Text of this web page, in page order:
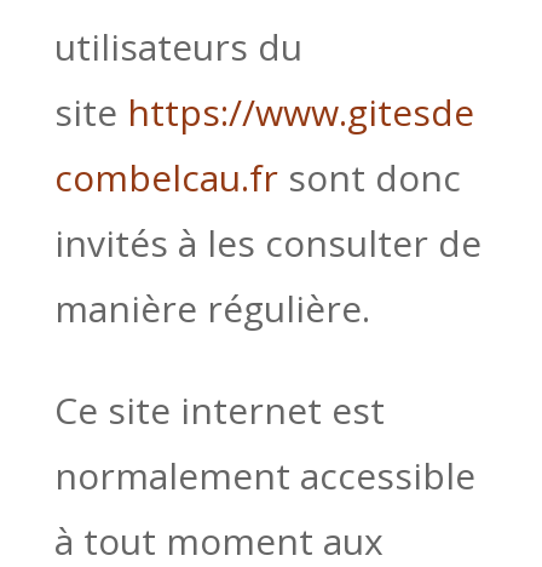
utilisateurs du
site https://www.gitesde
combelcau.frsont donc
invités à les consulter de
manière régulière.
Ce site internet est
normalement accessible
à tout moment aux